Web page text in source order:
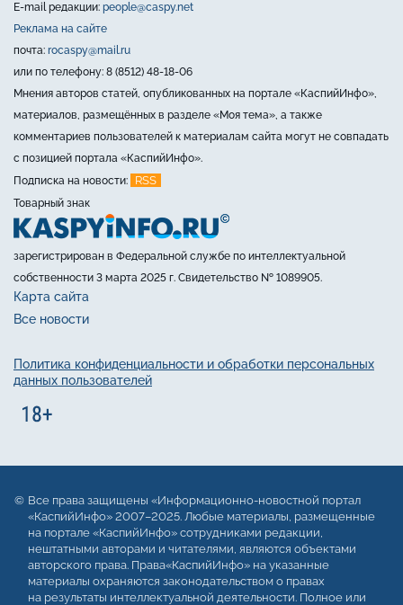
E-mail редакции: people@caspy.net
Реклама на сайте
почта: rocaspy@mail.ru
или по телефону: 8 (8512) 48-18-06
Мнения авторов статей, опубликованных на портале «КаспийИнфо»,
материалов, размещённых в разделе «Моя тема», а также
комментариев пользователей к материалам сайта могут не совпадать
с позицией портала «КаспийИнфо».
Подписка на новости:
RSS
Товарный знак
зарегистрирован в Федеральной службе по интеллектуальной
собственности 3 марта 2025 г. Свидетельство № 1089905.
Карта сайта
Все новости
Политика конфиденциальности и обработки персональных
данных пользователей
Все права защищены «Информационно-новостной портал
«КаспийИнфо» 2007–2025. Любые материалы, размещенные
на портале «КаспийИнфо» сотрудниками редакции,
нештатными авторами и читателями, являются объектами
авторского права. Права«КаспийИнфо» на указанные
материалы охраняются законодательством о правах
на результаты интеллектуальной деятельности. Полное или